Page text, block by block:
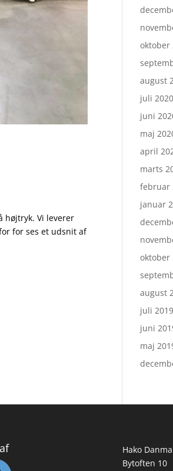
højtryk. Vi leverer
for ses et udsnit af
oktober
august
juli 2020
juni
maj
april
marts
februar
januar
oktober
august
juli 2019
juni
maj
Hako
Bytoften 10